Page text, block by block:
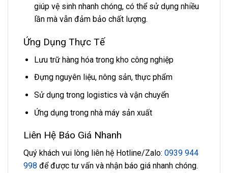
giúp vệ sinh nhanh chóng, có thể sử dụng nhiều
lần mà vẫn đảm bảo chất lượng.
Ứng Dụng Thực Tế
Lưu trữ hàng hóa trong kho công nghiệp
Đựng nguyên liệu, nông sản, thực phẩm
Sử dụng trong logistics và vận chuyển
Ứng dụng trong nhà máy sản xuất
Liên Hệ Báo Giá Nhanh
Quý khách vui lòng liên hệ Hotline/Zalo: 0939 944
998 để được tư vấn và nhận báo giá nhanh chóng.